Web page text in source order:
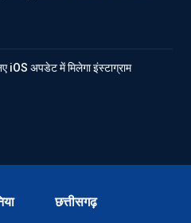
अपडेट में मिलेगा इंस्टाग्राम
छत्तीसगढ़